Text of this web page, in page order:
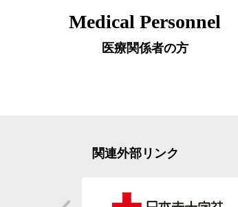
Medical Personnel
医療関係者の方
関連外部リンク